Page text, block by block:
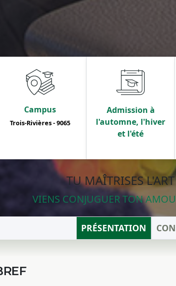
Campus
Trois-Rivières - 9065
Admission à
l'automne, l'hiver
et l'été
TU MAÎTRISES
VIENS CONJUGUER TON
PRÉSENTATION